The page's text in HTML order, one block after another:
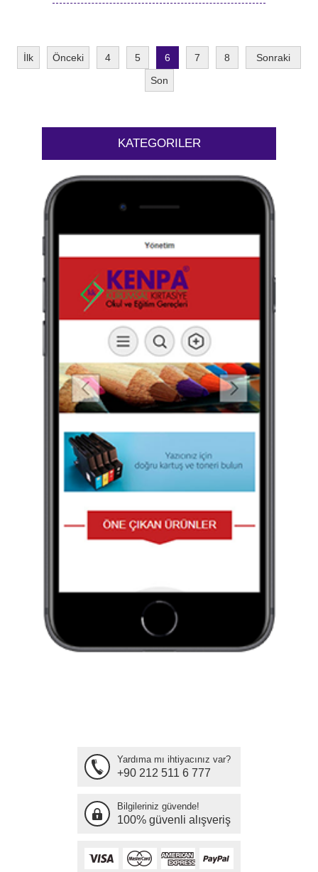
İlk Önceki 4 5 6 7 8
Sonraki
Son
KATEGORILER
Yardıma mı ihtiyacınız var?
+90 212 511 6 777
Bilgileriniz güvende!
100% güvenli alışveriş